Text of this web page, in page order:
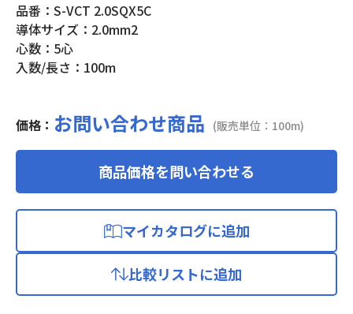
品番：S-VCT 2.0SQX5C
導体サイズ：2.0mm2
心数：5心
入数/長さ：100m
価格： お問い合わせ商品 (販売単位：100m)
商品価格を問い合わせる
マイカタログに追加
比較リストに追加